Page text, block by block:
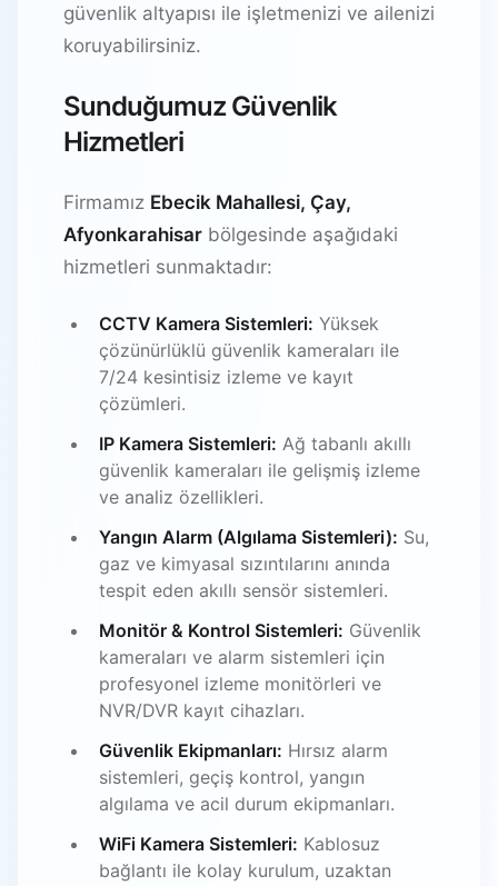
güvenlik altyapısı ile işletmenizi ve ailenizi
koruyabilirsiniz.
Sunduğumuz Güvenlik
Hizmetleri
Firmamız Ebecik Mahallesi, Çay,
Afyonkarahisar bölgesinde aşağıdaki
hizmetleri sunmaktadır:
CCTV Kamera Sistemleri: Yüksek
çözünürlüklü güvenlik kameraları ile
7/24 kesintisiz izleme ve kayıt
çözümleri.
IP Kamera Sistemleri: Ağ tabanlı akıllı
güvenlik kameraları ile gelişmiş izleme
ve analiz özellikleri.
Yangın Alarm (Algılama Sistemleri): Su,
gaz ve kimyasal sızıntılarını anında
tespit eden akıllı sensör sistemleri.
Monitör & Kontrol Sistemleri: Güvenlik
kameraları ve alarm sistemleri için
profesyonel izleme monitörleri ve
NVR/DVR kayıt cihazları.
Güvenlik Ekipmanları: Hırsız alarm
sistemleri, geçiş kontrol, yangın
algılama ve acil durum ekipmanları.
WiFi Kamera Sistemleri: Kablosuz
bağlantı ile kolay kurulum, uzaktan